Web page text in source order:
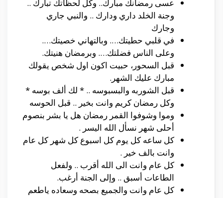
عسى رمضانك مبارك.. وكل لحظاتك تبارك ..
وجنة الخلد داري ودارك .. والنبي جاري
وجارك
في قلبي حطيتك…. وبالتهاني خصيتك….
وعلى الناس فضلتك…. وبرمضان هنيتك.
قبل السحور، حبيت اكون اول شخص يقولك
مبارك عليك الشهر.
قبل الشوربه والبسبوسه .. * لك ألف بوسه *
وكل رمضان كريم وانت بخير .. قبل الحوسه
وموا وشوفوا القمر رمضان هل يا بشر بنصوم
أحلى شهر نسأل الله اليسر .
كل ساعه كل يوم كل اسبوع كل شهر كل عام
وانت بالف خير .
كل عام وانت الى الله أقرب .. ولفعل
الطاعات أسبق .. وإلى الجنة أرغب.
كل عام وانت والجميع بصحه وسعاده ياطعم